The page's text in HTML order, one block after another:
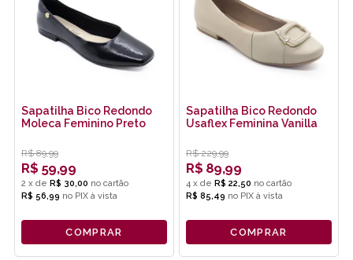
Sapatilha Bico Redondo
Moleca Feminino Preto
R$ 89,99
R$ 59,99
2 x de R$ 30,00
R$ 56,99 no PIX
COMPRAR
Sapatilha Bico Redondo
Usaflex Feminina Vanilla
R$ 229,99
R$ 89,99
4 x de R$ 22,50
R$ 85,49 no PIX
COMPRAR